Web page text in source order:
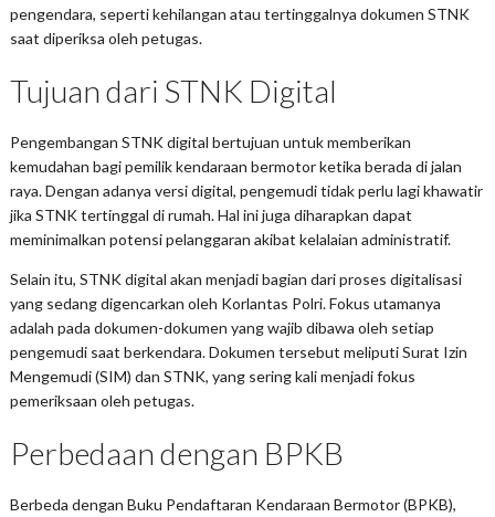
pengendara, seperti kehilangan atau tertinggalnya dokumen STNK
saat diperiksa oleh petugas.
Tujuan dari STNK Digital
Pengembangan STNK digital bertujuan untuk memberikan
kemudahan bagi pemilik kendaraan bermotor ketika berada di jalan
raya. Dengan adanya versi digital, pengemudi tidak perlu lagi khawatir
jika STNK tertinggal di rumah. Hal ini juga diharapkan dapat
meminimalkan potensi pelanggaran akibat kelalaian administratif.
Selain itu, STNK digital akan menjadi bagian dari proses digitalisasi
yang sedang digencarkan oleh Korlantas Polri. Fokus utamanya
adalah pada dokumen-dokumen yang wajib dibawa oleh setiap
pengemudi saat berkendara. Dokumen tersebut meliputi Surat Izin
Mengemudi (SIM) dan STNK, yang sering kali menjadi fokus
pemeriksaan oleh petugas.
Perbedaan dengan BPKB
Berbeda dengan Buku Pendaftaran Kendaraan Bermotor (BPKB),